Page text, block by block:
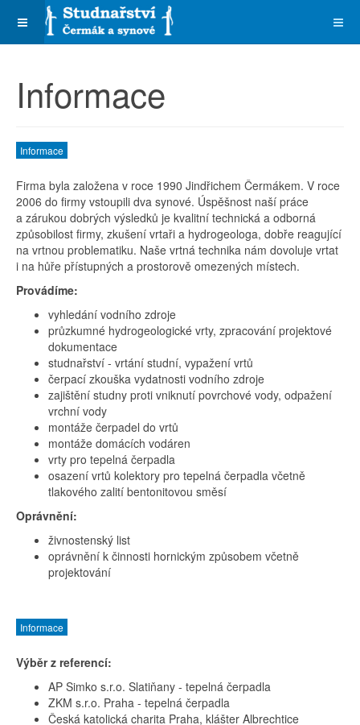
Informace
Informace
Firma byla založena v roce 1990 Jindřichem Čermákem. V roce
2006 do firmy vstoupili dva synové. Úspěšnost naší práce
a zárukou dobrých výsledků je kvalitní technická a odborná
způsobilost firmy, zkušení vrtaři a hydrogeologa, dobře reagující
na vrtnou problematiku. Naše vrtná technika nám dovoluje vrtat
i na hůře přístupných a prostorově omezených místech.
Provádíme:
vyhledání vodního zdroje
průzkumné hydrogeologické vrty, zpracování projektové
dokumentace
studnařství - vrtání studní, vypažení vrtů
čerpací zkouška vydatnosti vodního zdroje
zajištění studny proti vniknutí povrchové vody, odpažení
vrchní vody
montáže čerpadel do vrtů
montáže domácích vodáren
vrty pro tepelná čerpadla
osazení vrtů kolektory pro tepelná čerpadla včetně
tlakového zalití bentonitovou směsí
Oprávnění:
živnostenský list
oprávnění k činnosti hornickým způsobem včetně
projektování
Informace
Výběr z referencí:
AP Simko s.r.o. Slatiňany - tepelná čerpadla
ZKM s.r.o. Praha - tepelná čerpadla
Česká katolická charita Praha, klášter Albrechtice